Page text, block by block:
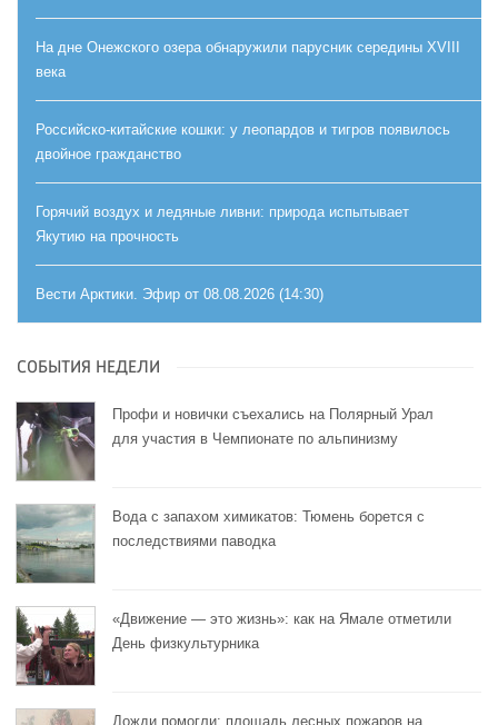
На дне Онежского озера обнаружили парусник середины XVIII
века
Российско-китайские кошки: у леопардов и тигров появилось
двойное гражданство
Горячий воздух и ледяные ливни: природа испытывает
Якутию на прочность
Вести Арктики. Эфир от 08.08.2026 (14:30)
СОБЫТИЯ НЕДЕЛИ
Профи и новички съехались на Полярный Урал
для участия в Чемпионате по альпинизму
Вода с запахом химикатов: Тюмень борется с
последствиями паводка
«Движение — это жизнь»: как на Ямале отметили
День физкультурника
Дожди помогли: площадь лесных пожаров на